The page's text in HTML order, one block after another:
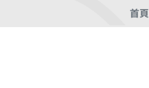
首頁